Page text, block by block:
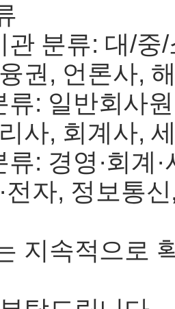
관 분류: 대/중
권, 언론사,
류: 일반회사
사, 회계사,
: 경영·회계
전자, 정보통
지속적으로